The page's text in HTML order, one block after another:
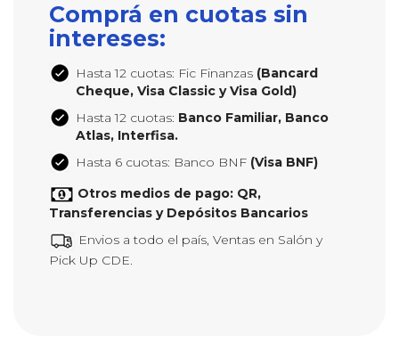
Comprá en cuotas sin
intereses:
Hasta 12 cuotas: Fic Finanzas (Bancard
Cheque, Visa Classic y Visa Gold)
Hasta 12 cuotas: Banco Familiar, Banco
Atlas, Interfisa.
Hasta 6 cuotas: Banco BNF (Visa BNF)
Otros medios de pago: QR,
Transferencias y Depósitos Bancarios
Envios a todo el país, Ventas en Salón y
Pick Up CDE.